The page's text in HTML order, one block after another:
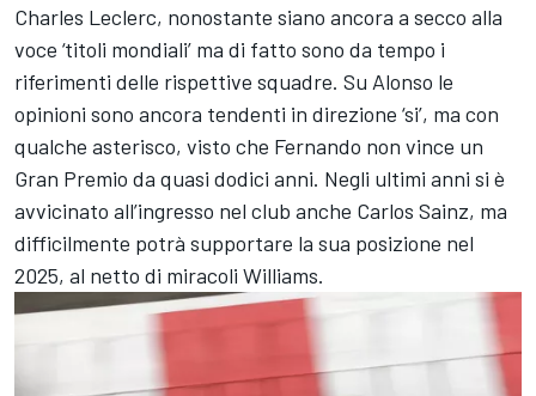
Charles Leclerc, nonostante siano ancora a secco alla
voce ‘titoli mondiali’ ma di fatto sono da tempo i
riferimenti delle rispettive squadre. Su Alonso le
opinioni sono ancora tendenti in direzione ‘si’, ma con
qualche asterisco, visto che Fernando non vince un
Gran Premio da quasi dodici anni. Negli ultimi anni si è
avvicinato all’ingresso nel club anche Carlos Sainz, ma
difficilmente potrà supportare la sua posizione nel
2025, al netto di miracoli Williams.